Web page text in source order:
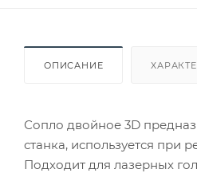
ОПИСАНИЕ
Сопло двойное 3D
станка, используется при
Подходит для лазерных